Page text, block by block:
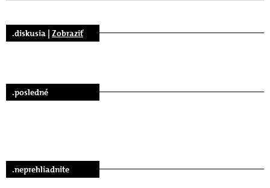
.diskusia | Zobraziť
.posledné
.neprehliadnite